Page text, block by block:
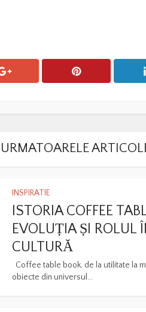
INSPIRATIE
ISTORIA COFFEE
EVOLUȚIA ȘI ROLUL
CULTURĂ
Coffee table book, de la utilitate la
obiecte din universul...